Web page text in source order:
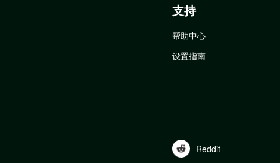
支持
帮助中心
设置指南
Reddit